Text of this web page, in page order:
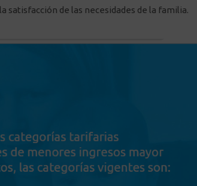
satisfacción de las necesidades de la familia.